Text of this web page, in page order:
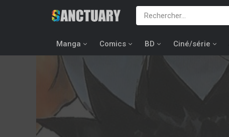
Manga Comics BD Ciné/série